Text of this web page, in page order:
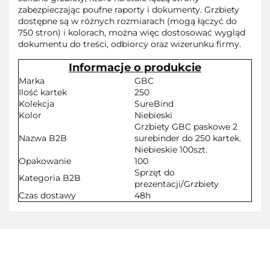
zabezpieczając poufne raporty i dokumenty. Grzbiety
dostępne są w różnych rozmiarach (mogą łączyć do
750 stron) i kolorach, można więc dostosować wygląd
dokumentu do treści, odbiorcy oraz wizerunku firmy.
Informacje o produkcie
Marka
GBC
Ilość kartek
250
Kolekcja
SureBind
Kolor
Niebieski
Nazwa B2B
Grzbiety GBC paskowe 2
surebinder do 250 kartek.
Niebieskie 100szt.
Opakowanie
100
Kategoria B2B
Sprzęt do
prezentacji/Grzbiety
Czas dostawy
48h